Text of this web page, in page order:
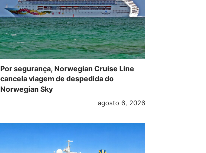
Por segurança, Norwegian Cruise Line
cancela viagem de despedida do
Norwegian Sky
agosto 6, 2026